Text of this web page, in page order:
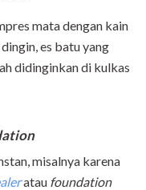
mata dengan kain
es batu yang
didinginkan di kulkas
misalnya karena
atau foundation